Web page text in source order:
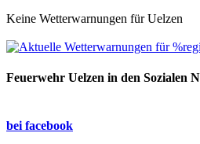
Keine Wetterwarnungen für Uelzen
Feuerwehr Uelzen in den Sozialen
bei facebook